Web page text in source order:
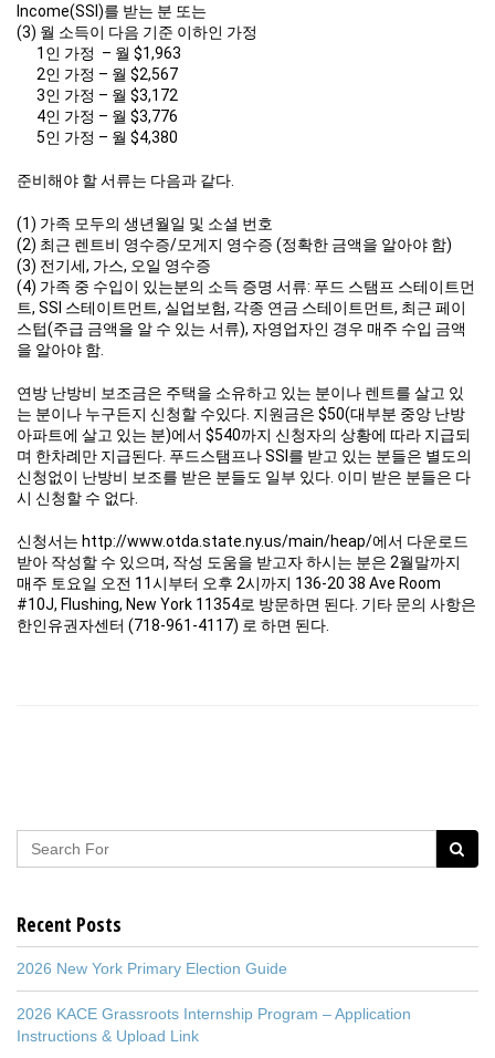
Income(SSI)를 받는 분 또는
(3) 월 소득이 다음 기준 이하인 가정
1인 가정 – 월 $1,963
2인 가정 – 월 $2,567
3인 가정 – 월 $3,172
4인 가정 – 월 $3,776
5인 가정 – 월 $4,380
준비해야 할 서류는 다음과 같다.
(1) 가족 모두의 생년월일 및 소셜 번호
(2) 최근 렌트비 영수증/모게지 영수증 (정확한 금액을 알아야 함)
(3) 전기세, 가스, 오일 영수증
(4) 가족 중 수입이 있는분의 소득 증명 서류: 푸드 스탬프 스테이트먼
트, SSI 스테이트먼트, 실업보험, 각종 연금 스테이트먼트, 최근 페이
스텁(주급 금액을 알 수 있는 서류), 자영업자인 경우 매주 수입 금액
을 알아야 함.
연방 난방비 보조금은 주택을 소유하고 있는 분이나 렌트를 살고 있
는 분이나 누구든지 신청할 수있다. 지원금은 $50(대부분 중앙 난방
아파트에 살고 있는 분)에서 $540까지 신청자의 상황에 따라 지급되
며 한차례만 지급된다. 푸드스탬프나 SSI를 받고 있는 분들은 별도의
신청없이 난방비 보조를 받은 분들도 일부 있다. 이미 받은 분들은 다
시 신청할 수 없다.
신청서는 http://www.otda.state.ny.us/main/heap/에서 다운로드
받아 작성할 수 있으며, 작성 도움을 받고자 하시는 분은 2월말까지
매주 토요일 오전 11시부터 오후 2시까지 136-20 38 Ave Room
#10J, Flushing, New York 11354로 방문하면 된다. 기타 문의 사항은
한인유권자센터 (718-961-4117) 로 하면 된다.
Recent Posts
2026 New York Primary Election Guide
2026 KACE Grassroots Internship Program – Application
Instructions & Upload Link